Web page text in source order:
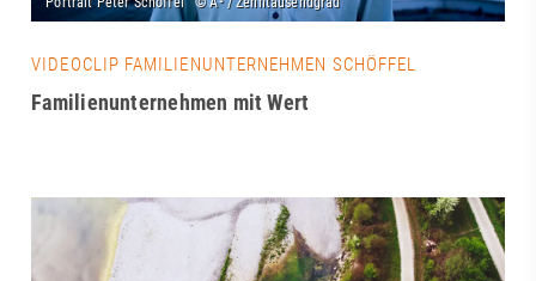
VIDEOCLIP FAMILIENUNTERNEHMEN SCHÖFFEL
Familienunternehmen mit Wert